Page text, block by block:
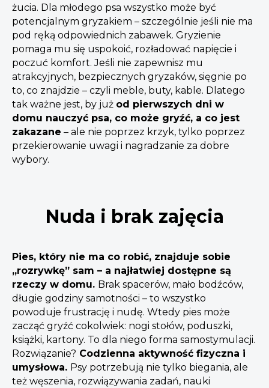
żucia. Dla młodego psa wszystko może być
potencjalnym gryzakiem – szczególnie jeśli nie ma
pod ręką odpowiednich zabawek. Gryzienie
pomaga mu się uspokoić, rozładować napięcie i
poczuć komfort. Jeśli nie zapewnisz mu
atrakcyjnych, bezpiecznych gryzaków, sięgnie po
to, co znajdzie – czyli meble, buty, kable. Dlatego
tak ważne jest, by już od pierwszych dni w
domu nauczyć psa, co może gryźć, a co jest
zakazane – ale nie poprzez krzyk, tylko poprzez
przekierowanie uwagi i nagradzanie za dobre
wybory.
Nuda i brak zajęcia
Pies, który nie ma co robić, znajduje sobie
„rozrywkę” sam – a najłatwiej dostępne są
rzeczy w domu. Brak spacerów, mało bodźców,
długie godziny samotności – to wszystko
powoduje frustrację i nudę. Wtedy pies może
zacząć gryźć cokolwiek: nogi stołów, poduszki,
książki, kartony. To dla niego forma samostymulacji.
Rozwiązanie? Codzienna aktywność fizyczna i
umysłowa. Psy potrzebują nie tylko biegania, ale
też węszenia, rozwiązywania zadań, nauki